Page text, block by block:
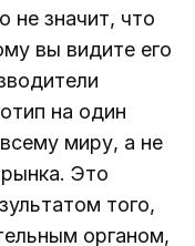
не значит, что
вы видите его
на один
миру, а не
Это
того,
органом,